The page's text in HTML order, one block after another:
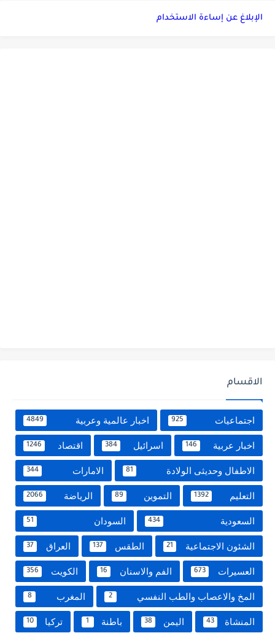
الإبلاغ عن إساءة الاستخدام
الاقسام
اجتماعيات 925 اخبار عالمية وعربية 4849
اخبار عربية 146 اسرائيل 384 اقتصاد 1246
الاطفال وحديثى الولادة 81 الامارات 344
التعليم 1392 التموين 89 الرياضة 2066
السعودية 434 السودان 51
الشئون الاجتماعية 21 الطقس 137 العراق 37
العسيرات 673 الفم والاسنان 16 الكويت 356
المخ والاعصاب والطب النفسي 2 المغرب 8
المنشاة 43 اليمن 38 باطنة 1 تركيا 10